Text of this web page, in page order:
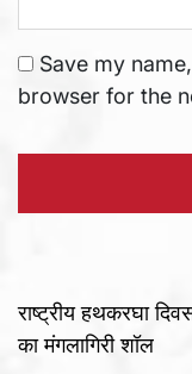
Save my
browser for the
राष्ट्रीय हथकरघा
का मंगलागिरी शॉल